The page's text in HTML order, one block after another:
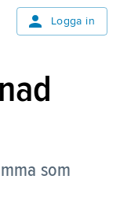
Logga in
som